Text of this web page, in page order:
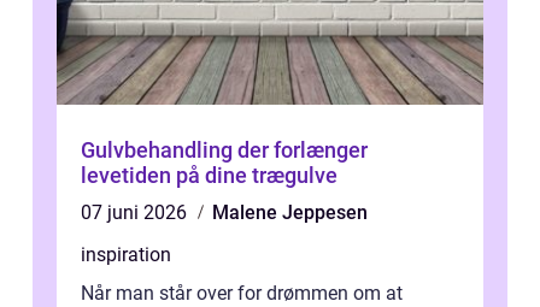
Gulvbehandling der forlænger
levetiden på dine trægulve
07 juni 2026
Malene Jeppesen
inspiration
Når man står over for drømmen om at